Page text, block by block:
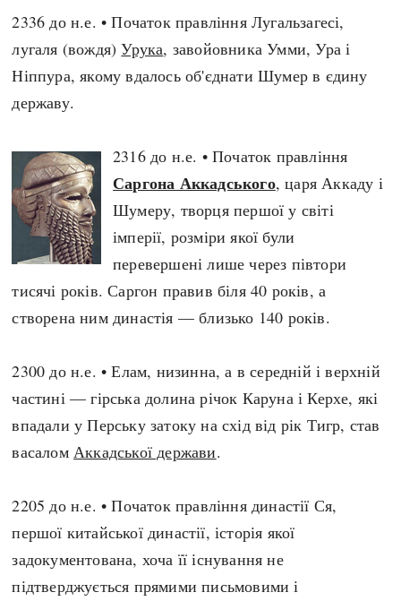
2336 до н.е. • Початок правління Лугальзагесі,
лугаля (вождя)Урука, завойовника Умми, Ура і
Ніппура, якому вдалось об'єднати Шумер в єдину
державу.
2316 до н.е. • Початок правління
Саргона Аккадського, царя Аккаду і
Шумеру, творця першої у світі
імперії, розміри якої були
перевершені лише через півтори
тисячі років. Саргон правив біля 40 років, а
створена ним династія — близько 140 років.
2300 до н.е. • Елам, низинна, а в середній і верхній
частині — гірська долина річок Каруна і Керхе, які
впадали у Перську затоку на схід від рік Тигр, став
васаломАккадської держави.
2205 до н.е. • Початок правління династії Ся,
першої китайської династії, історія якої
задокументована, хоча її існування не
підтверджується прямими письмовими і